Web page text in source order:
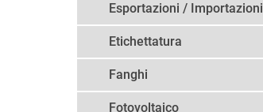
Esportazioni / Importazioni
Etichettatura
Fanghi
Fotovoltaico